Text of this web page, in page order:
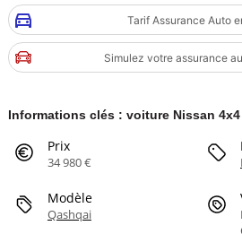
Tarif Assurance Auto
Simulez votre assurance
Informations clés : voiture Nissan
Prix
34 980 €
Modèle
Qashqai